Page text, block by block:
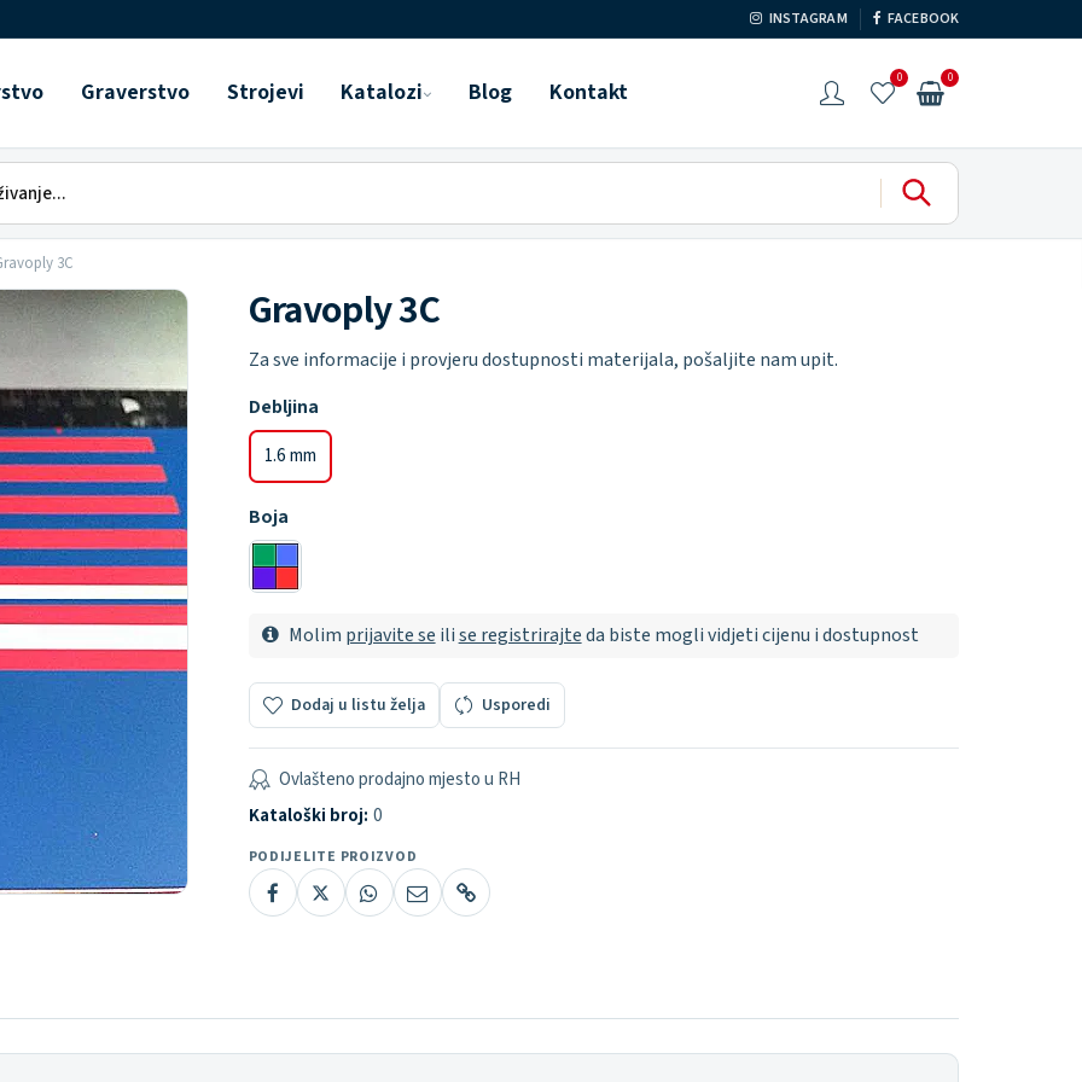
INSTAGRAM FACEBOOK
Graverstvo Strojevi Katalozi Blog Kontakt 0 0
3C
Gravoply 3C
Za sve informacije i provjeru dostupnosti materijala, pošaljite nam upit.
Debljina
1.6 mm
Boja
Molim prijavite se ilise registrirajteda biste mogli vidjeti cijenu i dostupnost
Dodaj u listu želja Usporedi
Ovlašteno prodajno mjesto u RH
Kataloški broj: 0
PODIJELITE PROIZVOD